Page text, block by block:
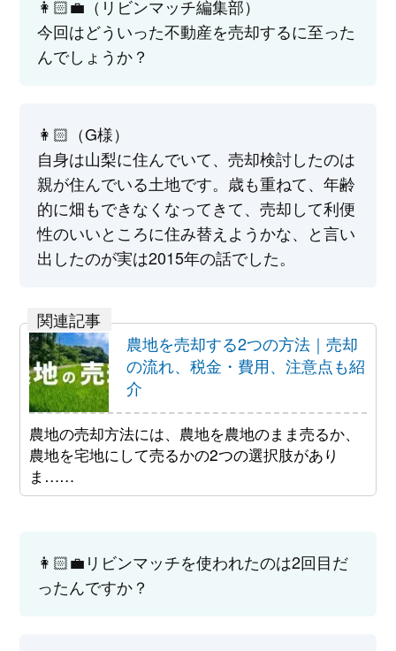
👩🏻‍💼（リビンマッチ編集部）
今回はどういった不動産を売却するに至った
んでしょうか？
👩🏻‍（G様）
自身は山梨に住んでいて、売却検討したのは
親が住んでいる土地です。歳も重ねて、年齢
的に畑もできなくなってきて、売却して利便
性のいいところに住み替えようかな、と言い
出したのが実は2015年の話でした。
農地を売却する2つの方法｜売却
の流れ、税金・費用、注意点も紹
介
農地の売却方法には、農地を農地のまま売るか、
農地を宅地にして売るかの2つの選択肢があり
ま……
👩🏻‍💼リビンマッチを使われたのは2回目だ
ったんですか？